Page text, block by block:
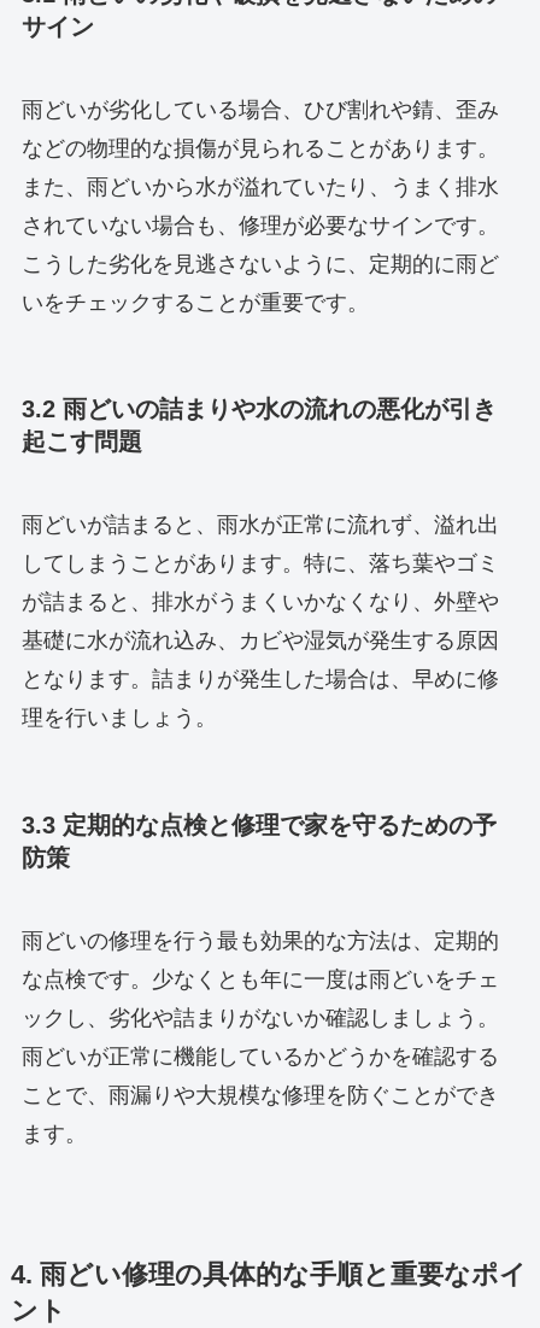
サイン
雨どいが劣化している場合、ひび割れや錆、歪み
などの物理的な損傷が見られることがあります。
また、雨どいから水が溢れていたり、うまく排水
されていない場合も、修理が必要なサインです。
こうした劣化を見逃さないように、定期的に雨ど
いをチェックすることが重要です。
3.2 雨どいの詰まりや水の流れの悪化が引き
起こす問題
雨どいが詰まると、雨水が正常に流れず、溢れ出
してしまうことがあります。特に、落ち葉やゴミ
が詰まると、排水がうまくいかなくなり、外壁や
基礎に水が流れ込み、カビや湿気が発生する原因
となります。詰まりが発生した場合は、早めに修
理を行いましょう。
3.3 定期的な点検と修理で家を守るための予
防策
雨どいの修理を行う最も効果的な方法は、定期的
な点検です。少なくとも年に一度は雨どいをチェ
ックし、劣化や詰まりがないか確認しましょう。
雨どいが正常に機能しているかどうかを確認する
ことで、雨漏りや大規模な修理を防ぐことができ
ます。
4. 雨どい修理の具体的な手順と重要なポイ
ント